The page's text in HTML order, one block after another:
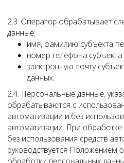
2.3. Оператор обрабатывает
данные:
имя, фамилию субъекта
номер телефона
электронную почту
данных.
2.4. Персональные данные,
обрабатываются с
автоматизации и без
автоматизации. При
без использования средств
руководствуется Положением